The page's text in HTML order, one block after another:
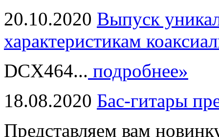
20.10.2020 Выпуск
характеристикам
DCX464... подробнее»
18.08.2020 Бас-гитары
Представляем вам